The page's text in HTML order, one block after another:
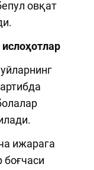
овқат
ижарага
боғчаси